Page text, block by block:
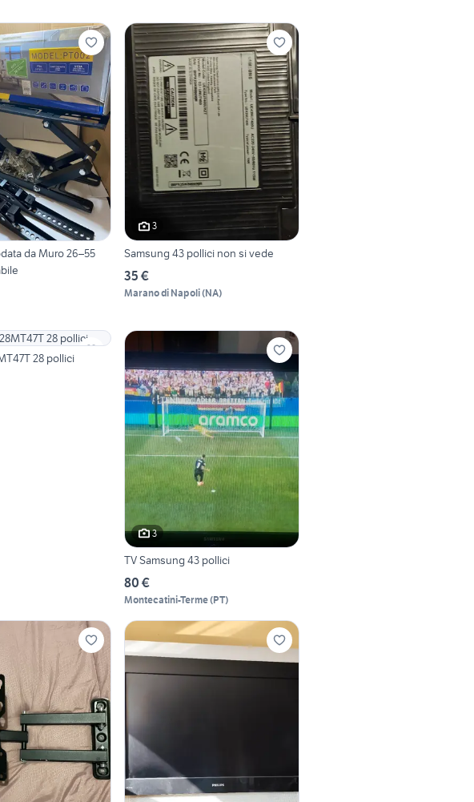
da Muro 26–55
3
Samsung 43 pollici non si vede
35 €
Marano di Napoli(NA)
28 pollici
3
TV Samsung 43 pollici
80 €
Montecatini-Terme(PT)